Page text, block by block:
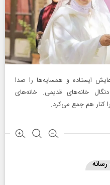
ایستاده و همسایه‌ها را صدا
خانه‌های قدیمی. خانه‌های
کنار هم جمع می‌کرد.